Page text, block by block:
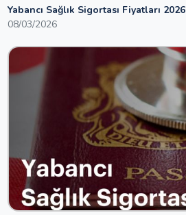
Yabancı Sağlık Sigortası Fiyatları 2026
08/03/2026